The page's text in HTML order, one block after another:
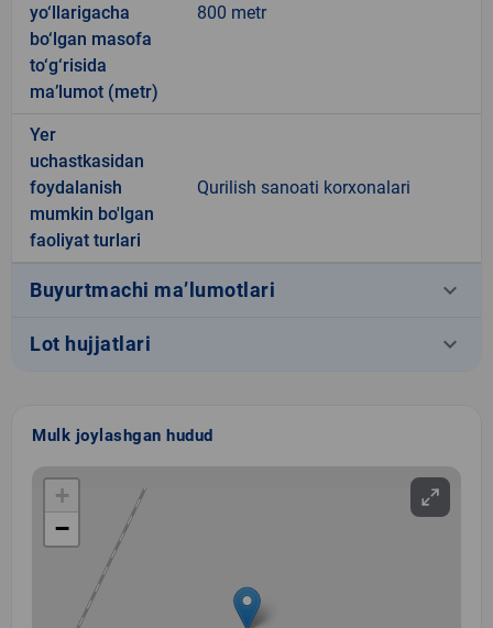
yo‘llarigacha
bo‘lgan masofa
to‘g‘risida
ma’lumot (metr)
800 metr
Yer
uchastkasidan
foydalanish
mumkin bo'lgan
faoliyat turlari
Qurilish sanoati korxonalari
Buyurtmachi ma’lumotlari keyboard_arrow_down
Lot hujjatlari keyboard_arrow_down
Mulk joylashgan hudud
+
−